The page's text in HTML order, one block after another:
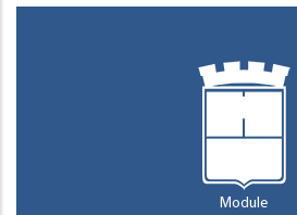
Module